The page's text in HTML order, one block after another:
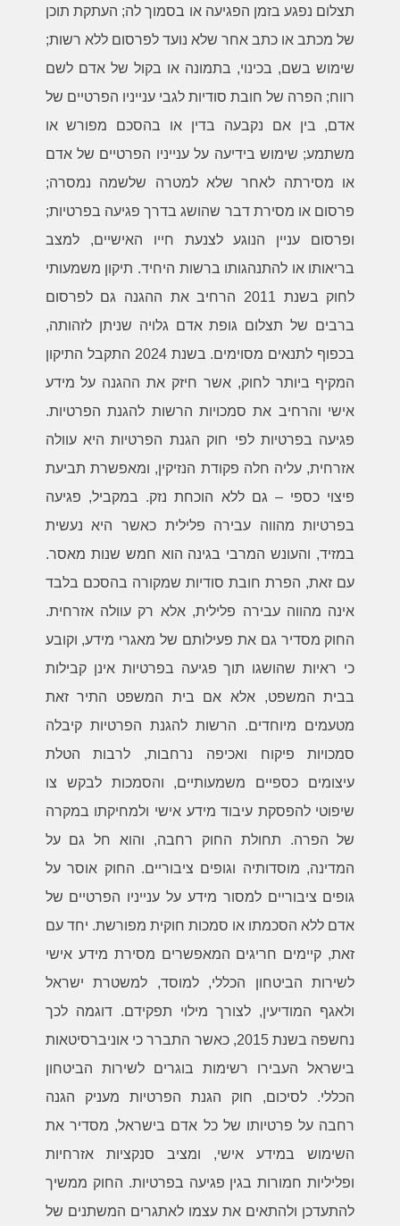
תצלום נפגע בזמן הפגיעה או בסמוך לה; העתקת תוכן
של מכתב או כתב אחר שלא נועד לפרסום ללא רשות;
שימוש בשם, בכינוי, בתמונה או בקול של אדם לשם
רווח; הפרה של חובת סודיות לגבי ענייניו הפרטיים של
אדם, בין אם נקבעה בדין או בהסכם מפורש או
משתמע; שימוש בידיעה על ענייניו הפרטיים של אדם
או מסירתה לאחר שלא למטרה שלשמה נמסרה;
פרסום או מסירת דבר שהושג בדרך פגיעה בפרטיות;
ופרסום עניין הנוגע לצנעת חייו האישיים, למצב
בריאותו או להתנהגותו ברשות היחיד. תיקון משמעותי
לחוק בשנת 2011 הרחיב את ההגנה גם לפרסום
ברבים של תצלום גופת אדם גלויה שניתן לזהותה,
בכפוף לתנאים מסוימים. בשנת 2024 התקבל התיקון
המקיף ביותר לחוק, אשר חיזק את ההגנה על מידע
אישי והרחיב את סמכויות הרשות להגנת הפרטיות.
פגיעה בפרטיות לפי חוק הגנת הפרטיות היא עוולה
אזרחית, עליה חלה פקודת הנזיקין, ומאפשרת תביעת
פיצוי כספי – גם ללא הוכחת נזק. במקביל, פגיעה
בפרטיות מהווה עבירה פלילית כאשר היא נעשית
במזיד, והעונש המרבי בגינה הוא חמש שנות מאסר.
עם זאת, הפרת חובת סודיות שמקורה בהסכם בלבד
אינה מהווה עבירה פלילית, אלא רק עוולה אזרחית.
החוק מסדיר גם את פעילותם של מאגרי מידע, וקובע
כי ראיות שהושגו תוך פגיעה בפרטיות אינן קבילות
בבית המשפט, אלא אם בית המשפט התיר זאת
מטעמים מיוחדים. הרשות להגנת הפרטיות קיבלה
סמכויות פיקוח ואכיפה נרחבות, לרבות הטלת
עיצומים כספיים משמעותיים, והסמכות לבקש צו
שיפוטי להפסקת עיבוד מידע אישי ולמחיקתו במקרה
של הפרה. תחולת החוק רחבה, והוא חל גם על
המדינה, מוסדותיה וגופים ציבוריים. החוק אוסר על
גופים ציבוריים למסור מידע על ענייניו הפרטיים של
אדם ללא הסכמתו או סמכות חוקית מפורשת. יחד עם
זאת, קיימים חריגים המאפשרים מסירת מידע אישי
לשירות הביטחון הכללי, למוסד, למשטרת ישראל
ולאגף המודיעין, לצורך מילוי תפקידם. דוגמה לכך
נחשפה בשנת 2015, כאשר התברר כי אוניברסיטאות
בישראל העבירו רשימות בוגרים לשירות הביטחון
הכללי. לסיכום, חוק הגנת הפרטיות מעניק הגנה
רחבה על פרטיותו של כל אדם בישראל, מסדיר את
השימוש במידע אישי, ומציב סנקציות אזרחיות
ופליליות חמורות בגין פגיעה בפרטיות. החוק ממשיך
להתעדכן ולהתאים את עצמו לאתגרים המשתנים של